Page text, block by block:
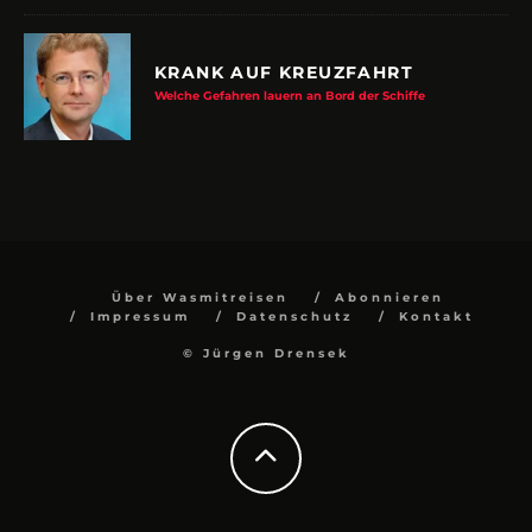
KRANK AUF KREUZFAHRT
Welche Gefahren lauern an Bord der Schiffe
Über Wasmitreisen
Abonnieren
Impressum
Datenschutz Kontakt
© Jürgen Drensek